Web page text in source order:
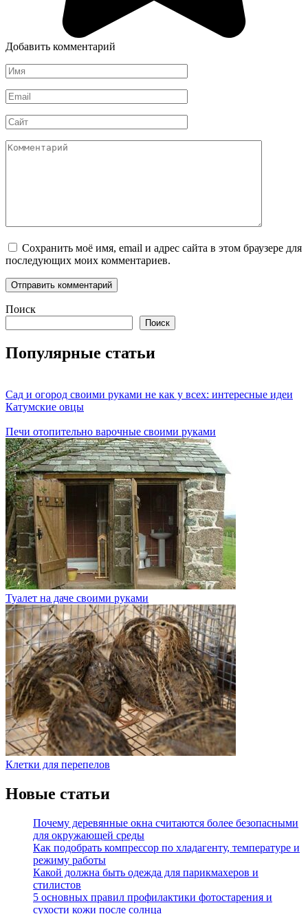
Добавить комментарий
Имя
*
Email
*
Сайт
Комментарий
Сохранить моё имя, email и адрес сайта в этом браузере для
последующих моих комментариев.
Поиск
Поиск
Популярные статьи
Сад и огород своими руками не как у всех: интересные идеи
Катумские овцы
Печи отопительно варочные своими руками
Туалет на даче своими руками
Клетки для перепелов
Новые статьи
Почему деревянные окна считаются более безопасными
для окружающей среды
Как подобрать компрессор по хладагенту, температуре и
режиму работы
Какой должна быть одежда для парикмахеров и
стилистов
5 основных правил профилактики фотостарения и
сухости кожи после солнца